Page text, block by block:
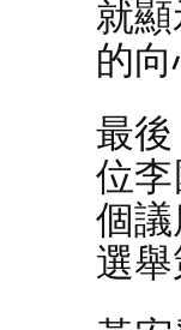
就顯
的向
最後
位李
個議
選